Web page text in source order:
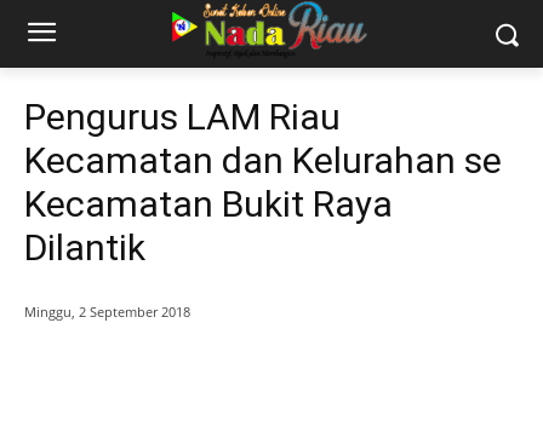
Pengurus LAM Riau
Kecamatan dan Kelurahan se
Kecamatan Bukit Raya
Dilantik
Minggu, 2 September 2018